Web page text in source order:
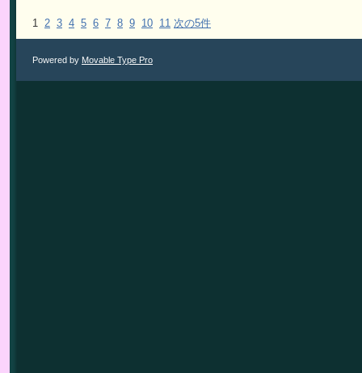
1 2 3 4 5 6 7 8 9 10 11 次の5件
Powered by Movable Type Pro